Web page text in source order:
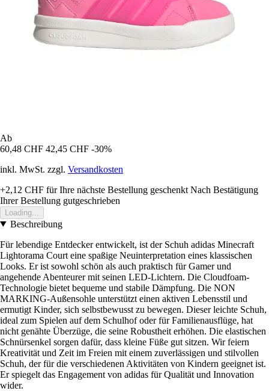
Ab
60,48 CHF 42,45 CHF -30%
inkl. MwSt. zzgl. Versandkosten
+2,12 CHF für Ihre nächste Bestellung geschenkt Nach Bestätigung
Ihrer Bestellung gutgeschrieben
Loading...
Beschreibung
Für lebendige Entdecker entwickelt, ist der Schuh adidas Minecraft
Lightorama Court eine spaßige Neuinterpretation eines klassischen
Looks. Er ist sowohl schön als auch praktisch für Gamer und
angehende Abenteurer mit seinen LED-Lichtern. Die Cloudfoam-
Technologie bietet bequeme und stabile Dämpfung. Die NON
MARKING-Außensohle unterstützt einen aktiven Lebensstil und
ermutigt Kinder, sich selbstbewusst zu bewegen. Dieser leichte Schuh,
ideal zum Spielen auf dem Schulhof oder für Familienausflüge, hat
nicht genähte Überzüge, die seine Robustheit erhöhen. Die elastischen
Schnürsenkel sorgen dafür, dass kleine Füße gut sitzen. Wir feiern
Kreativität und Zeit im Freien mit einem zuverlässigen und stilvollen
Schuh, der für die verschiedenen Aktivitäten von Kindern geeignet ist.
Er spiegelt das Engagement von adidas für Qualität und Innovation
wider.